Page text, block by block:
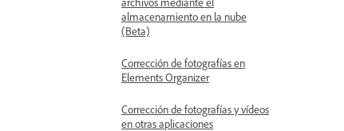
almacenamiento en la nube
(Beta)
Corrección de fotografías en
Elements Organizer
Corrección de fotografías y vídeos
en otras aplicaciones